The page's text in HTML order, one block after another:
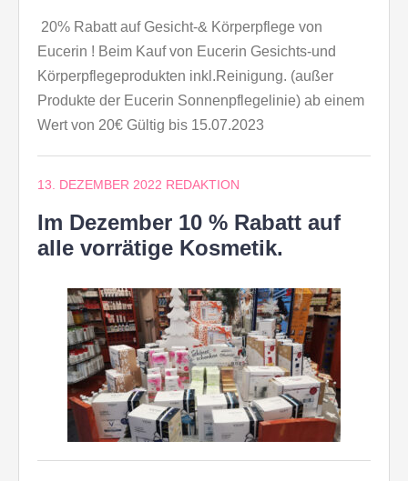
20% Rabatt auf Gesicht-& Körperpflege von
Eucerin ! Beim Kauf von Eucerin Gesichts-und
Körperpflegeprodukten inkl.Reinigung. (außer
Produkte der Eucerin Sonnenpflegelinie) ab einem
Wert von 20€ Gültig bis 15.07.2023
13. DEZEMBER 2022 REDAKTION
Im Dezember 10 % Rabatt auf
alle vorrätige Kosmetik.